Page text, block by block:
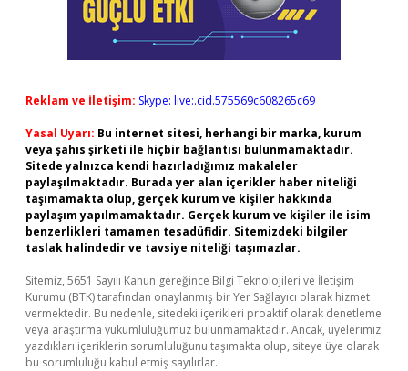
Reklam ve İletişim: Skype: live:.cid.575569c608265c69
Yasal Uyarı: Bu internet sitesi, herhangi bir marka, kurum
veya şahıs şirketi ile hiçbir bağlantısı bulunmamaktadır.
Sitede yalnızca kendi hazırladığımız makaleler
paylaşılmaktadır. Burada yer alan içerikler haber niteliği
taşımamakta olup, gerçek kurum ve kişiler hakkında
paylaşım yapılmamaktadır. Gerçek kurum ve kişiler ile isim
benzerlikleri tamamen tesadüfidir. Sitemizdeki bilgiler
taslak halindedir ve tavsiye niteliği taşımazlar.
Sitemiz, 5651 Sayılı Kanun gereğince Bilgi Teknolojileri ve İletişim
Kurumu (BTK) tarafından onaylanmış bir Yer Sağlayıcı olarak hizmet
vermektedir. Bu nedenle, sitedeki içerikleri proaktif olarak denetleme
veya araştırma yükümlülüğümüz bulunmamaktadır. Ancak, üyelerimiz
yazdıkları içeriklerin sorumluluğunu taşımakta olup, siteye üye olarak
bu sorumluluğu kabul etmiş sayılırlar.